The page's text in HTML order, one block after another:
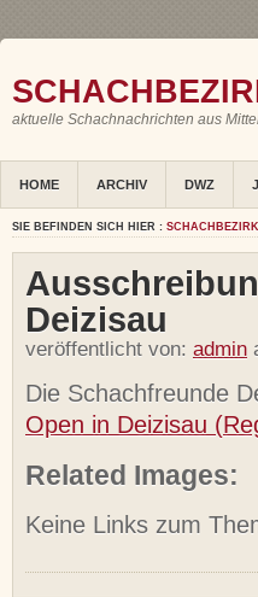
aktuelle Schachnachrichten aus
HOME ARCHIV DWZ
SIE BEFINDEN SICH HIER :
Deizisau
veröffentlicht von: admin
Die Schachfreunde
Open in Deizisau
Related Images:
Keine Links zum